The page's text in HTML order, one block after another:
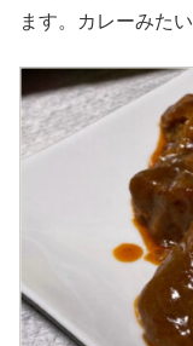
ます。カレーみたい